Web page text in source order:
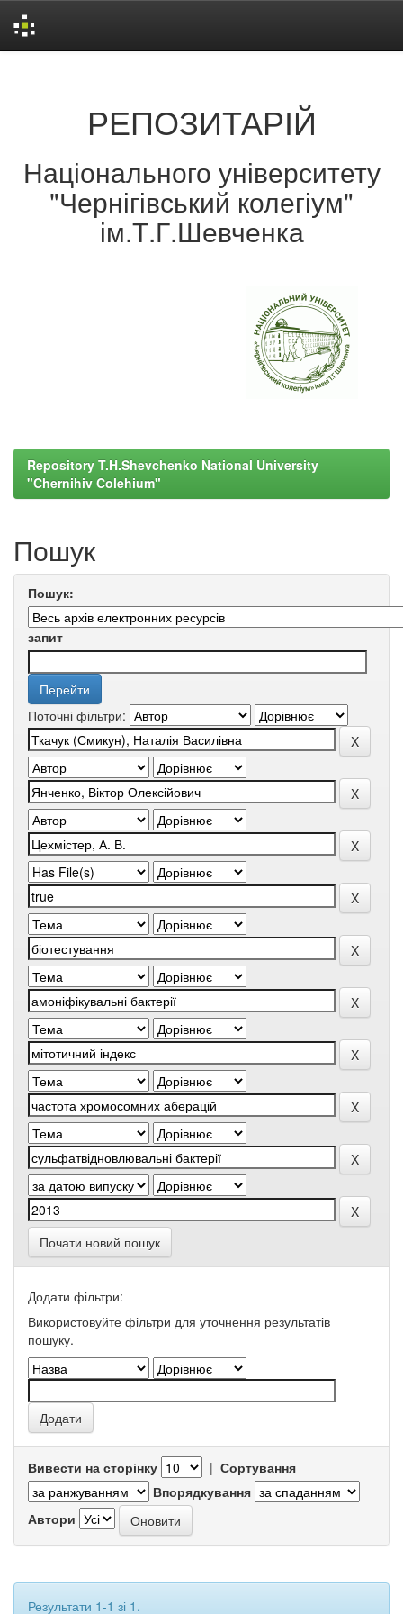
РЕПОЗИТАРІЙ
Національного університету
"Чернігівський колегіум"
ім.Т.Г.Шевченка
Repository T.H.Shevchenko National University
"Chernihiv Colehium"
Пошук
Пошук:
запит
Поточні фільтри:
Почати новий пошук
Додати фільтри:
Використовуйте фільтри для уточнення результатів
пошуку.
Вивести на сторінку | Сортування
Впорядкування
Автори
Результати 1-1 зі 1.